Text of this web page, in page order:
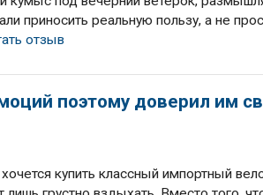
приносить реальную пользу, а не
отзыв
поэтому доверил им
купить классный импортный